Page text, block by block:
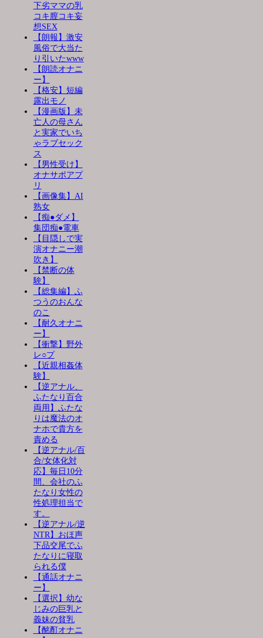
下劣ママの乳
コキ膣コキ妄
想SEX
【朗報】激安
風俗で大当た
り引いたwww
【朗読オナニ
ー】
【格安】短編
露出モノ
【漫画版】未
亡人の母さん
と実家でいち
ゃラブセック
ス
【男性受け】
オナサポアプ
リ
【画像集】AI
熟女
【痴●ダメ】
集団痴●電車
【目隠しで実
演オナニー潮
吹き】
【禁断の体
験】
【総集編】ふ
つうのおんな
のこ
【耐久オナニ
ー】
【衝撃】野外
レ○プ
【近親相姦体
験】
【逆アナル、
ふたなり百合
両用】ふたな
りは魔法のオ
ナホで貴方を
責める
【逆アナル/百
合/女体化対
応】毎日10分
間、会社のふ
たなり女性の
性処理担当で
す。
【逆アナル/逆
NTR】おほ声
下品交尾でふ
たなりに寝取
られる僕
【通話オナニ
ー】
【選択】幼な
じみの巨乳と
義妹の貧乳
【酩酊オナニ